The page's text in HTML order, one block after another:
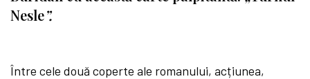
Nesle”.
Între cele două coperte ale romanului, acțiunea,